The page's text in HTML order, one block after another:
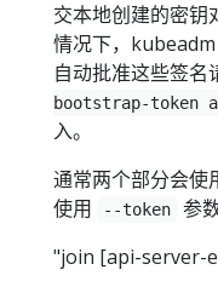
交本地创建的密钥
情况下，
自动批准这些签名
bootstrap-token
入。
通常两个部分会使
使用
--token
参
"join [api-server-